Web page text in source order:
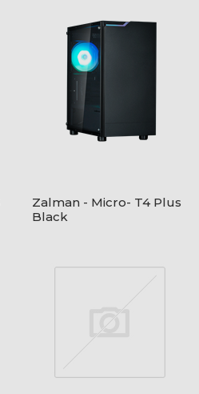
Zalman - Micro- T4 Plus
Black